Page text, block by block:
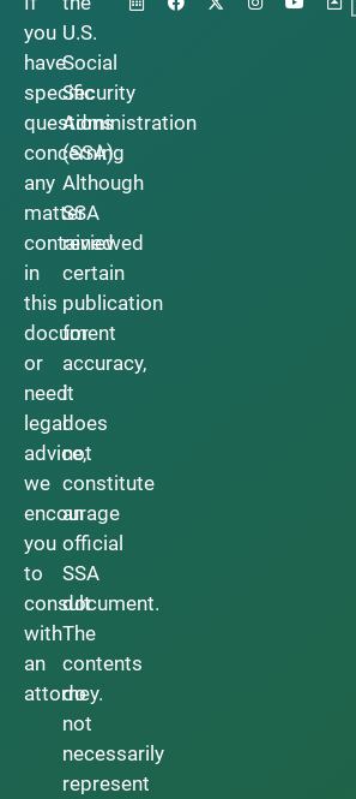
you
have
specific
questions
concerning
any
matter
contained
in
this
document
or
need
legal
advice,
we
encourage
you
to
consult
with
an
attorney.
U.S.
Social
Security
Administration
(SSA).
Although
SSA
reviewed
certain
publication
for
accuracy,
it
does
not
constitute
an
official
SSA
document.
The
contents
do
not
necessarily
represent